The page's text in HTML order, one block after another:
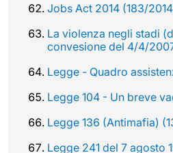
Jobs Act 2014 (183/
La violenza negli stadi
convesione del 4/4/
Legge - Quadro
Legge 104 - Un breve
Legge 136 (Antimafia)
Legge 241 del 7 agosto